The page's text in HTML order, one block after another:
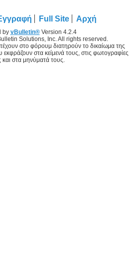
Full Site Αρχή
by vBulletin®Version 4.2.4
Solutions, Inc. All rights reserved.
στο φόρουμ διατηρούν το δικαίωμα της
εκφράζουν στα κείμενά τους, στις φωτογραφίες
και στα μηνύματά τους.